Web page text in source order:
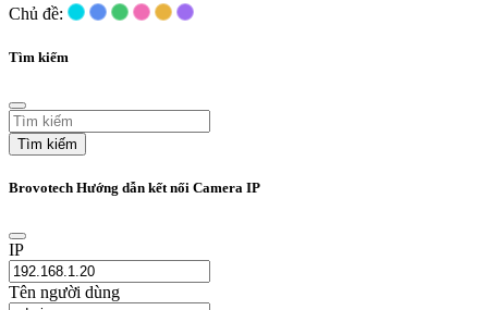
Chủ đề:
Tìm kiếm
Tìm kiếm
Brovotech Hướng dẫn kết nối Camera IP
IP
Tên người dùng